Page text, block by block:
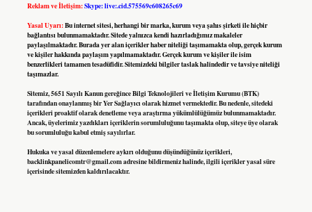
Reklam ve İletişim:Skype: live:.cid.575569c608265c69
Yasal Uyarı:Bu internet sitesi, herhangi bir marka, kurum veya şahıs şirketi ile hiçbir
bağlantısı bulunmamaktadır. Sitede yalnızca kendi hazırladığımız makaleler
paylaşılmaktadır. Burada yer alan içerikler haber niteliği taşımamakta olup, gerçek kurum
ve kişiler hakkında paylaşım yapılmamaktadır. Gerçek kurum ve kişiler ile isim
benzerlikleri tamamen tesadüfidir. Sitemizdeki bilgiler taslak halindedir ve tavsiye niteliği
taşımazlar.
Sitemiz, 5651 Sayılı Kanun gereğince Bilgi Teknolojileri ve İletişim Kurumu (BTK)
tarafından onaylanmış bir Yer Sağlayıcı olarak hizmet vermektedir. Bu nedenle, sitedeki
içerikleri proaktif olarak denetleme veya araştırma yükümlülüğümüz bulunmamaktadır.
Ancak, üyelerimiz yazdıkları içeriklerin sorumluluğunu taşımakta olup, siteye üye olarak
bu sorumluluğu kabul etmiş sayılırlar.
Hukuka ve yasal düzenlemelere aykırı olduğunu düşündüğünüz içerikleri,
backlinkpanelicomtr@gmail.comadresine bildirmeniz halinde, ilgili içerikler yasal süre
içerisinde sitemizden kaldırılacaktır.